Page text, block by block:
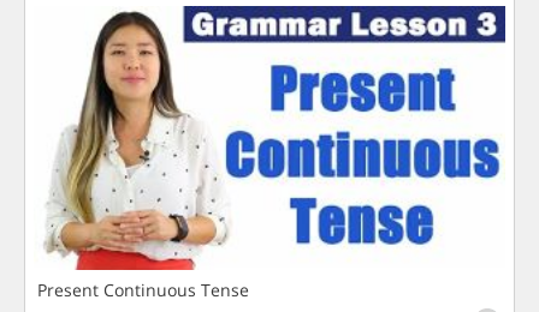
Present Continuous Tense